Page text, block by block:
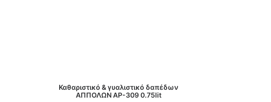
ΠΡΟΣΘΉΚΗ ΣΤΟ ΚΑΛΆΘΙ
Καθαριστικό & γυαλιστικό δαπέδων
ΑΠΠΟΛΩΝ ΑΡ-309 0.75lit